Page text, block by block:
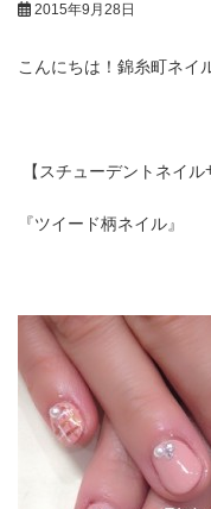
2015年9月28日
こんにちは！錦糸町ネイ
【スチューデントネイル
『ツイード柄ネイル』